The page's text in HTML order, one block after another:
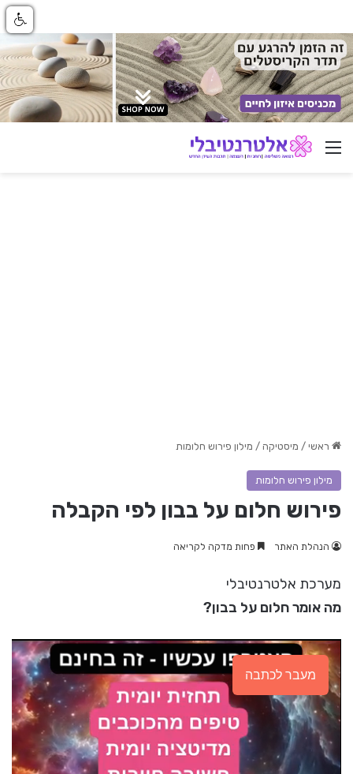
ניווט באתר
ראשי / מיסטיקה / מילון פירוש חלומות
מילון פירוש חלומות
פירוש חלום על בבון לפי הקבלה
הנהלת האתר פחות מדקה לקריאה
מערכת אלטרנטיבלי
מה אומר חלום על בבון?
מעבר לכתבה